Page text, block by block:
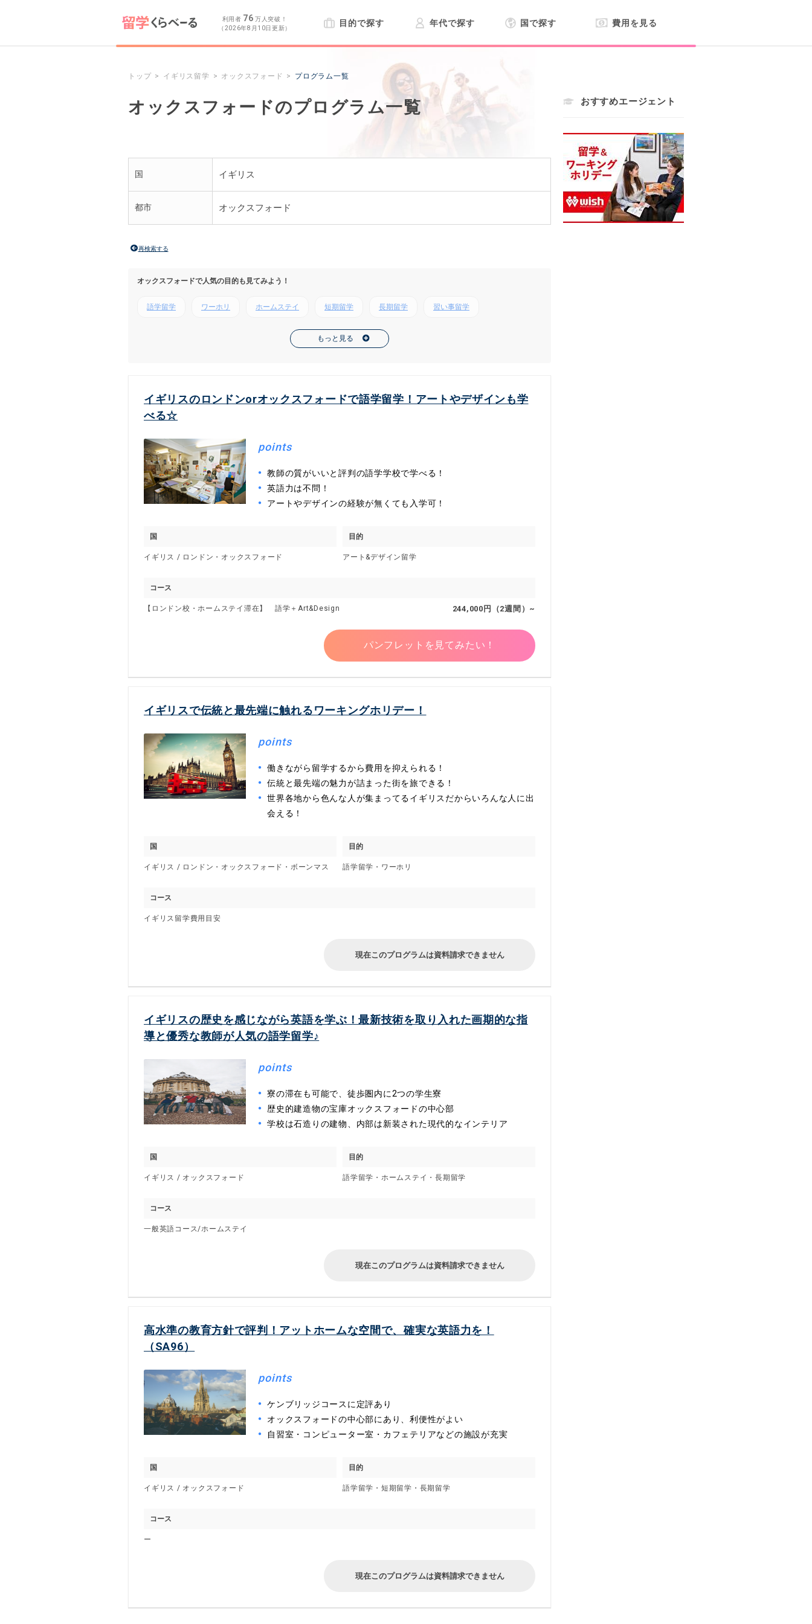
利用者 76 万人突破！
（2026年8月10日更新）
目的で探す 年代で探す 国で探す 費用を見る
トップ イギリス留学 オックスフォード プログラム一覧
オックスフォードのプログラム一覧
国 イギリス
都市 オックスフォード
再検索する
オックスフォードで人気の目的も見てみよう！
語学留学 ワーホリ ホームステイ 短期留学 長期留学 習い事留学
もっと見る
イギリスのロンドンorオックスフォードで語学留学！アートやデザインも学
べる☆
points
教師の質がいいと評判の語学学校で学べる！
英語力は不問！
アートやデザインの経験が無くても入学可！
国
イギリス / ロンドン・オックスフォード
目的
アート&デザイン留学
コース
【ロンドン校・ホームステイ滞在】 語学＋Art&Design 244,000円（2週間）~
パンフレットを見てみたい！
イギリスで伝統と最先端に触れるワーキングホリデー！
points
働きながら留学するから費用を抑えられる！
伝統と最先端の魅力が詰まった街を旅できる！
世界各地から色んな人が集まってるイギリスだからいろんな人に出
会える！
国
イギリス / ロンドン・オックスフォード・ボーンマス
目的
語学留学・ワーホリ
コース
イギリス留学費用目安
現在このプログラムは資料請求できません
イギリスの歴史を感じながら英語を学ぶ！最新技術を取り入れた画期的な指
導と優秀な教師が人気の語学留学♪
points
寮の滞在も可能で、徒歩圏内に2つの学生寮
歴史的建造物の宝庫オックスフォードの中心部
学校は石造りの建物、内部は新装された現代的なインテリア
国
イギリス / オックスフォード
目的
語学留学・ホームステイ・長期留学
コース
一般英語コース/ホームステイ
現在このプログラムは資料請求できません
高水準の教育方針で評判！アットホームな空間で、確実な英語力を！
（SA96）
points
ケンブリッジコースに定評あり
オックスフォードの中心部にあり、利便性がよい
自習室・コンピューター室・カフェテリアなどの施設が充実
国
イギリス / オックスフォード
目的
語学留学・短期留学・長期留学
コース
ー
現在このプログラムは資料請求できません
おすすめエージェント